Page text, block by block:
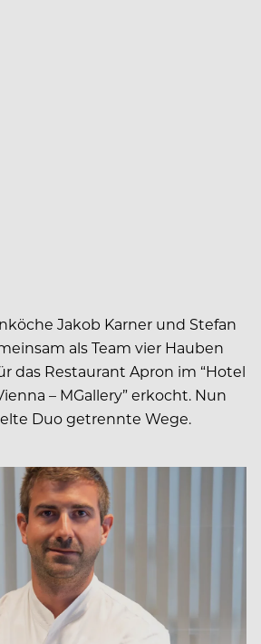
Jakob Karner und Stefan
als Team vier Hauben
das Restaurant Apron im “Hotel
– MGallery” erkocht. Nun
Duo getrennte Wege.